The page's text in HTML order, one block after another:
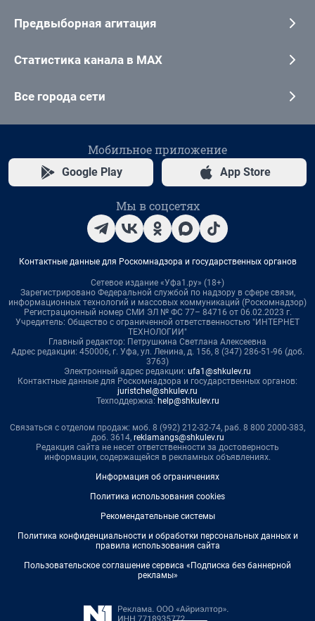
Предвыборная агитация
Статистика канала в MAX
Все города сети
Мобильное приложение
Google Play App Store
Мы в соцсетях
Контактные данные для Роскомнадзора и государственных органов
Сетевое издание «Уфа1.ру» (18+)
Зарегистрировано Федеральной службой по надзору в сфере связи,
информационных технологий и массовых коммуникаций (Роскомнадзор)
Регистрационный номер СМИ ЭЛ № ФС 77– 84716 от 06.02.2023 г.
Учредитель: Общество с ограниченной ответственностью "ИНТЕРНЕТ
ТЕХНОЛОГИИ"
Главный редактор: Петрушкина Светлана Алексеевна
Адрес редакции: 450006, г. Уфа, ул. Ленина, д. 156, 8 (347) 286-51-96 (доб.
3763)
Электронный адрес редакции: ufa1@shkulev.ru
Контактные данные для Роскомнадзора и государственных органов:
juristchel@shkulev.ru
Техподдержка: help@shkulev.ru
Связаться с отделом продаж: моб. 8 (992) 212-32-74, раб. 8 800 2000-383,
доб. 3614, reklamangs@shkulev.ru
Редакция сайта не несет ответственности за достоверность
информации, содержащейся в рекламных объявлениях.
Информация об ограничениях
Политика использования cookies
Рекомендательные системы
Политика конфиденциальности и обработки персональных данных и
правила использования сайта
Пользовательское соглашение сервиса «Подписка без баннерной
рекламы»